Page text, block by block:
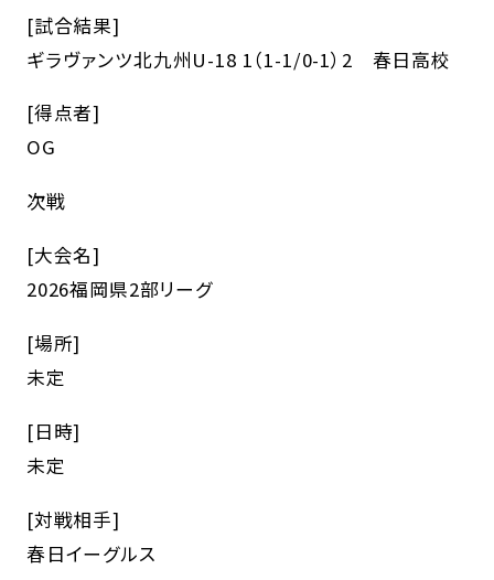
[試合結果]
ギラヴァンツ北九州U-18 1（1-1/0-1）2 春日高校
[得点者]
OG
次戦
[大会名]
2026福岡県2部リーグ
[場所]
未定
[日時]
未定
[対戦相手]
春日イーグルス